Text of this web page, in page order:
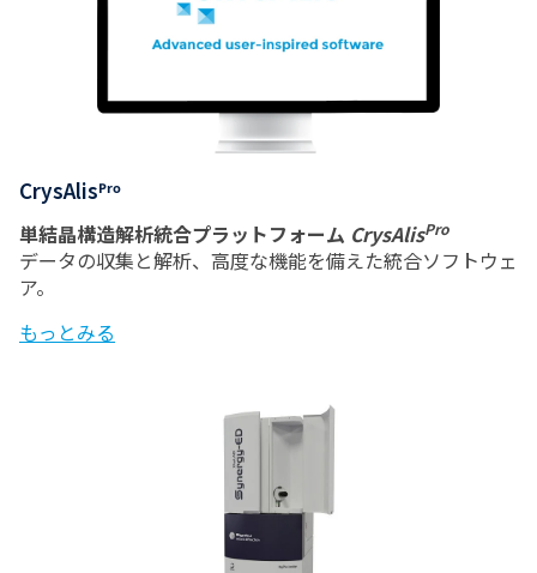
CrysAlisᴾʳᵒ
単結晶構造解析統合プラットフォーム CrysAlisPro
データの収集と解析、高度な機能を備えた統合ソフトウェ
ア。
もっとみる